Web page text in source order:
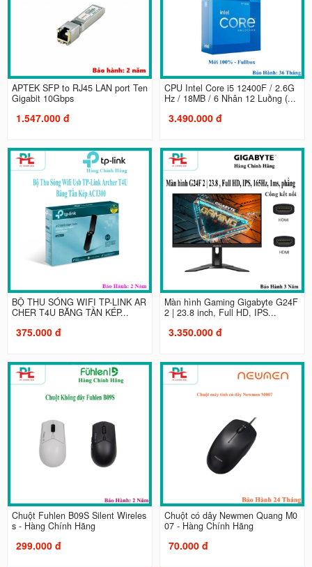
APTEK SFP to RJ45 LAN port Ten
Gigabit 10Gbps
1.547.000 đ
CPU Intel Core i5 12400F / 2.6G
Hz / 18MB / 6 Nhân 12 Luồng (...
3.490.000 đ
BỘ THU SÓNG WIFI TP-LINK AR
CHER T4U BĂNG TẦN KÉP...
375.000 đ
Màn hình Gaming Gigabyte G24F
2 | 23.8 inch, Full HD, IPS...
3.350.000 đ
Chuột Fuhlen B09S Silent Wireles
s - Hàng Chính Hãng
299.000 đ
Chuột có dây Newmen Quang M0
07 - Hàng Chính Hãng
70.000 đ